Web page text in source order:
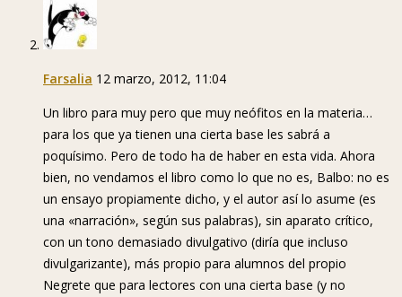
Farsalia 12 marzo, 2012, 11:04
Un libro para muy pero que muy neófitos en la materia…
para los que ya tienen una cierta base les sabrá a
poquísimo. Pero de todo ha de haber en esta vida. Ahora
bien, no vendamos el libro como lo que no es, Balbo: no es
un ensayo propiamente dicho, y el autor así lo asume (es
una «narración», según sus palabras), sin aparato crítico,
con un tono demasiado divulgativo (diría que incluso
divulgarizante), más propio para alumnos del propio
Negrete que para lectores con una cierta base (y no